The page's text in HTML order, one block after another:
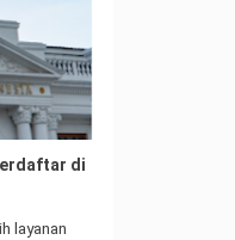
di
layanan